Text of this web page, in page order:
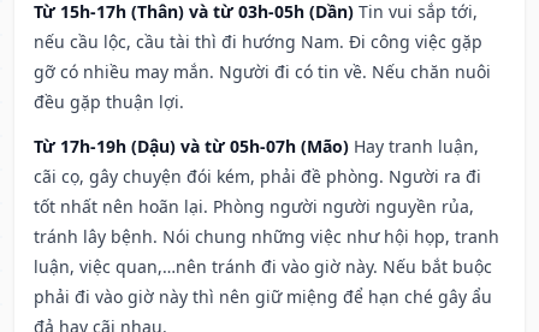
Từ 15h-17h (Thân) và từ 03h-05h (Dần) Tin vui sắp tới,
nếu cầu lộc, cầu tài thì đi hướng Nam. Đi công việc gặp
gỡ có nhiều may mắn. Người đi có tin về. Nếu chăn nuôi
đều gặp thuận lợi.
Từ 17h-19h (Dậu) và từ 05h-07h (Mão) Hay tranh luận,
cãi cọ, gây chuyện đói kém, phải đề phòng. Người ra đi
tốt nhất nên hoãn lại. Phòng người người nguyền rủa,
tránh lây bệnh. Nói chung những việc như hội họp, tranh
luận, việc quan,…nên tránh đi vào giờ này. Nếu bắt buộc
phải đi vào giờ này thì nên giữ miệng để hạn ché gây ẩu
đả hay cãi nhau.